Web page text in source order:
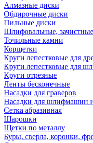
Алмазные диски
Обдирочные диски
Пильные диски
Шлифовальные,
Точильные камни
Корщетки
Круги лепестковые для
Круги лепестковые для
Круги отрезные
Ленты бесконечные
Насадки для граверов
Насадки для шлифмашин
Сетка абразивная
Шарошки
Щетки по металлу
Буры, сверла, коронки,